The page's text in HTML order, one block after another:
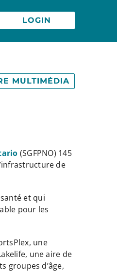
LOGIN
MULTIMÉDIA
(SGFPNO) 145
de
et qui
pour les
une
une aire de
groupes d’âge,